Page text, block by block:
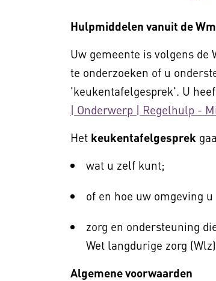
Hulpmiddelen vanuit de
Uw gemeente is volgens
te onderzoeken of u
'keukentafelgesprek'. U
| Onderwerp | Regelhulp -
Het keukentafelgesprek
wat u zelf kunt;
of en hoe uw omgeving
zorg en ondersteuning
Wet langdurige zorg
Algemene voorwaarden